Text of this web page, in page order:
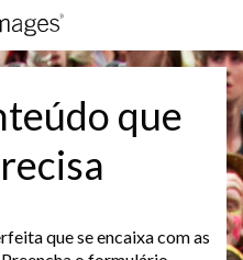
que
que se encaixa com as